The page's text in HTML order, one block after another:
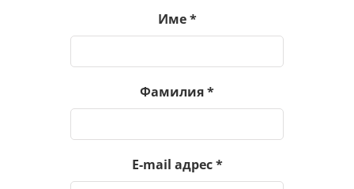
Име*
Фамилия*
E-mail адрес*